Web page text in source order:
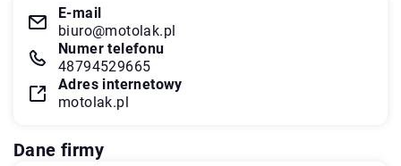
E-mail
biuro@motolak.pl
Numer telefonu
48794529665
Adres internetowy
motolak.pl
Dane firmy